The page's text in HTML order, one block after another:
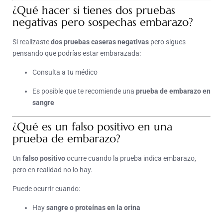
¿Qué hacer si tienes dos pruebas
negativas pero sospechas embarazo?
Si realizastedos pruebas caseras negativas pero sigues
pensando que podrías estar embarazada:
Consulta a tu médico
Es posible que te recomiende una prueba de embarazo en
sangre
¿Qué es un falso positivo en una
prueba de embarazo?
Un falso positivoocurre cuando la prueba indica embarazo,
pero en realidad no lo hay.
Puede ocurrir cuando:
Haysangre o proteínas en la orina